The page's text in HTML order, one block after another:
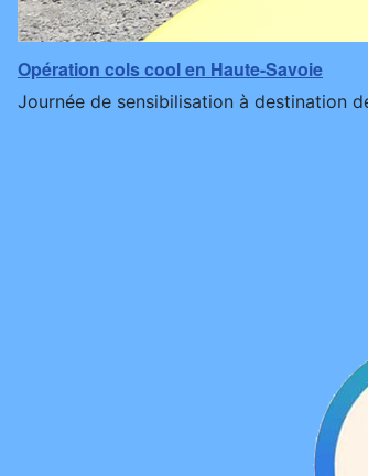
Opération cols cool en Haute-Savoie
Journée de sensibilisation à destination